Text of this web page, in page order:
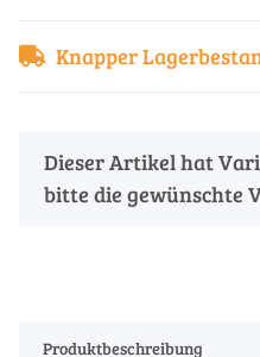
Knapper
x
Dieser Artikel hat
bitte die gewünschte
Produktbeschreibung